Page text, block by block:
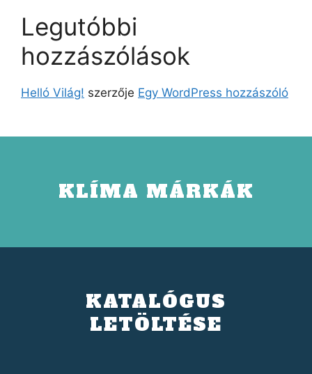
Legutóbbi
hozzászólások
Helló Világ! szerzője Egy WordPress hozzászóló
KLÍMA MÁRKÁK
KATALÓGUS
LETÖLTÉSE